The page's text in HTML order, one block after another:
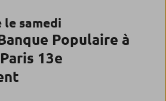
le samedi
Populaire à
13e